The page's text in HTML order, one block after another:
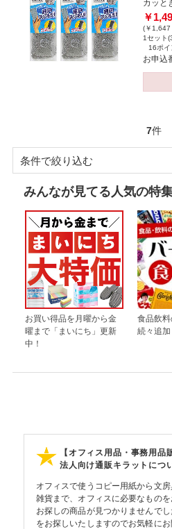
カッと
￥
(￥1,647
1セット
16ポイ
お申込
7件
条件で絞り込む
みんなが見てる人気の特
お買い得品を月曜から金
曜まで「まいにち」更新
中！
食品飲
続々追加
【オフィス用品・事務用品
法人向け通販キラットにつ
オフィスで使うコピー用紙から文
雑貨まで、オフィスに必要なものを
お探しの商品が見つかりませんで
をお探しいたしますのでお気軽にお